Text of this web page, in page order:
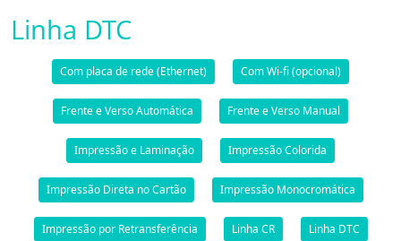
Linha DTC
Com placa de rede (Ethernet) Com Wi-fi (opcional)
Frente e Verso Automática Frente e Verso Manual
Impressão e Laminação Impressão Colorida
Impressão Direta no Cartão Impressão Monocromática
Impressão por Retransferência Linha CR Linha DTC